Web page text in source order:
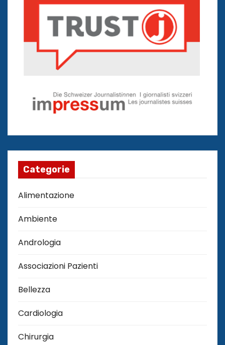
Categorie
Alimentazione
Ambiente
Andrologia
Associazioni Pazienti
Bellezza
Cardiologia
Chirurgia